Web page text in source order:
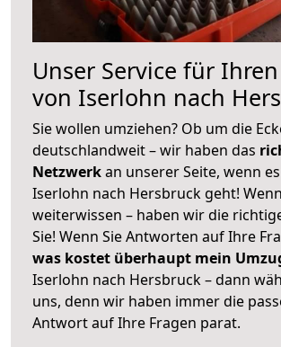
Unser Service für
von Iserlohn nach
Sie wollen umziehen? Ob um die
deutschlandweit – wir haben das
Netzwerkan unserer Seite, wenn
Iserlohn nach Hersbruck geht!
weiterwissen – haben wir die
Sie! Wenn Sie Antworten auf Ihre
was kostet überhaupt mein
Iserlohn nach Hersbruck – dann
uns, denn wir haben immer die
Antwort auf Ihre Fragen parat.